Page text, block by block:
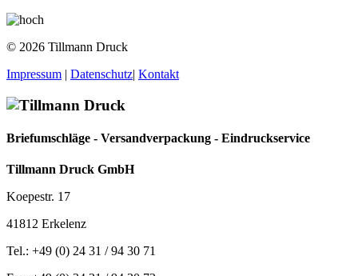
© 2026 Tillmann Druck
Impressum | Datenschutz| Kontakt
Briefumschläge - Versandverpackung - Eindruckservice
Tillmann Druck GmbH
Koepestr. 17
41812 Erkelenz
Tel.: +49 (0) 24 31 / 94 30 71